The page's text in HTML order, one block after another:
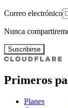
Correo electrónico
Nunca
Suscribirse
Primeros
Planes